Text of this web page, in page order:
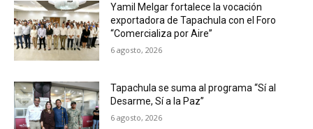
Yamil Melgar fortalece la vocación
exportadora de Tapachula con el Foro
“Comercializa por Aire”
6 agosto, 2026
Tapachula se suma al programa “Sí al
Desarme, Sí a la Paz”
6 agosto, 2026